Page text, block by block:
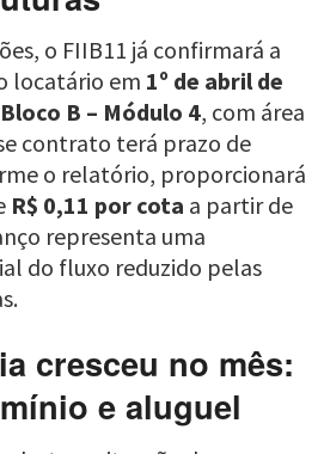
o FIIB11 já confirmará a
locatário em 1º de abril de
Bloco B – Módulo 4, com área
contrato terá prazo de
o relatório, proporcionará
R$ 0,11 por cota a partir de
representa uma
do fluxo reduzido pelas
cresceu no mês:
e aluguel